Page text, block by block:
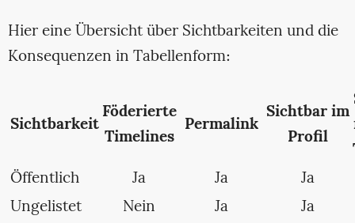
Hier eine Übersicht über Sichtbarkeiten und die
Konsequenzen in Tabellenform:
Sichtbarkeit
Föderierte
Timelines
Permalink
Sichtbar im
Profil
Öffentlich
Ja Ja
Ja
Ungelistet
Nein Ja Ja